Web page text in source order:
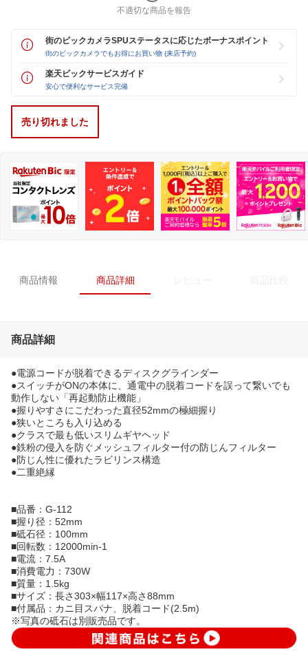
不適切な商品を報告
街のビックカメラSPUステータスに応じたボーナスポイント
街のビックカメラでもお得にお買い物 (来店予約)
楽天ビックサービスガイド
安心で便利なサービス完備
売り切れました
商品情報 商品詳細
商品詳細
●電源コードが脱着できるディスクグラインダー
●スイッチがONの本体に、通電中の脱着コードを誤って繋いでも
動作しない「再起動防止機能」
●握りやすさにこだわった直径52mmの極細握り
●狭いところも入り込める
●クラスで最も低いスリムギヤヘッド
●鉄粉の侵入を防ぐメッシュフィルター付の防じんフィルター
●防じん性に優れたラビリンス構造
●二重絶縁
■品番：G-112
■握り径：52mm
■砥石径：100mm
■回転数：12000min-1
■電流：7.5A
■消費電力：730W
■質量：1.5kg
■サイズ：長さ303×幅117×高さ88mm
■付属品：カニ目スパナ、脱着コード(2.5m)
※写真の砥石は別販売品です。